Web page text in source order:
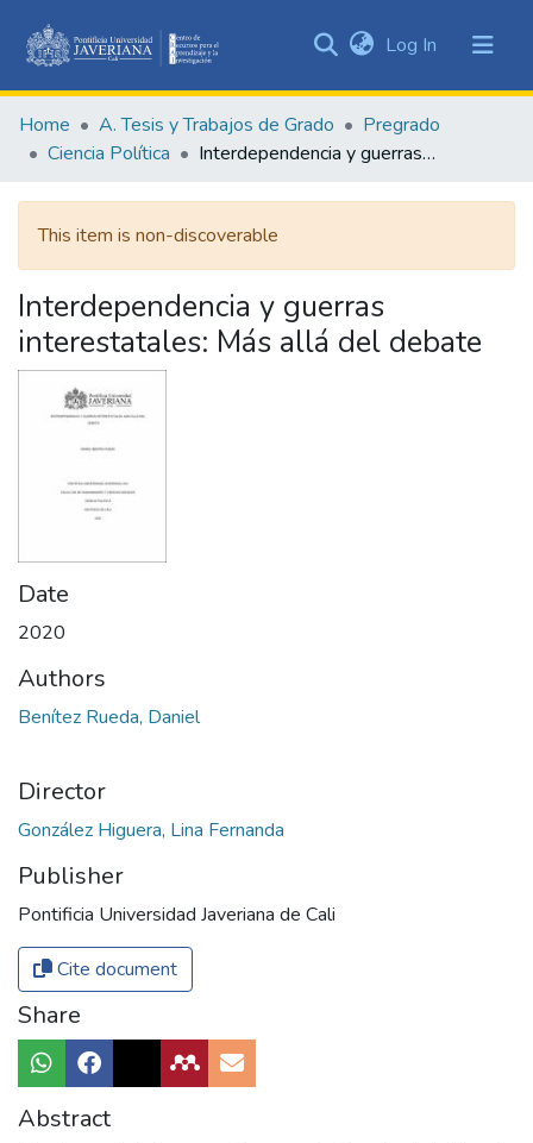
&
Collections
Statistics
Log In (current)
Home A. Tesis y Trabajos de Grado
Pregrado
Ciencia Política
Interdependencia y guerras interestatales: Más allá del debate
This item is non-discoverable
Interdependencia y guerras
interestatales: Más allá del debate
Date
2020
Authors
Benítez Rueda, Daniel
Director
González Higuera, Lina Fernanda
Publisher
Pontificia Universidad Javeriana de Cali
Cite document
Share
Abstract